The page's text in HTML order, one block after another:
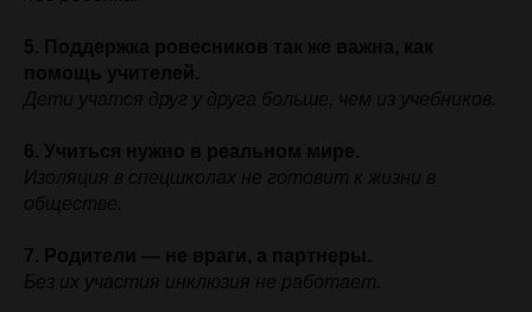
5. Поддержка ровесников так же важна, как
помощь учителей.
Дети учатся друг у друга больше, чем из учебников.
6. Учиться нужно в реальном мире.
Изоляция в спецшколах не готовит к жизни в
обществе.
7. Родители — не враги, а партнеры.
Без их участия инклюзия не работает.